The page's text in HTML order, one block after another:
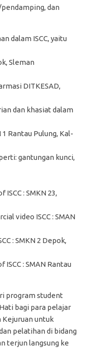
dan
dalam ISCC, yaitu
Sleman
DITKESAD,
dan khasiat dalam
1 Rantau Pulung, Kal-
gantungan kunci,
: SMKN 23,
video ISCC : SMAN
: SMKN 2 Depok,
: SMAN Rantau
program student
bagi para pelajar
Kejuruan untuk
pelatihan di bidang
terjun langsung ke